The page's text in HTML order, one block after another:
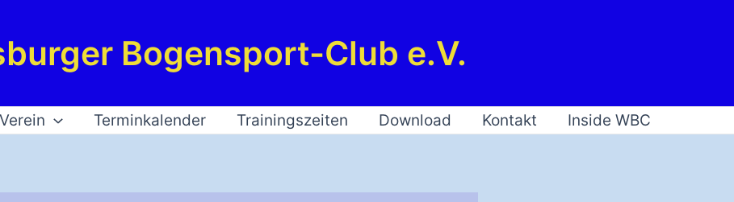
Bogensport-Club e.V.
Verein Terminkalender Trainingszeiten Download Kontakt Inside WBC